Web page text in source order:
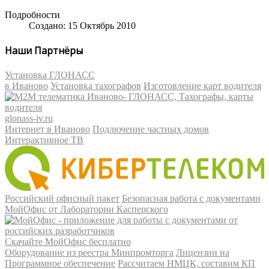
Подробности
Создано: 15 Октябрь 2010
Наши Партнёры
Установка ГЛОНАСС
в Иваново Установка тахографов Изготовление карт водителя
glonass-iv.ru
Интернет в Иваново Подлючение частных домов
Интерактивное ТВ
Российский офисный пакет Безопасная работа с документами
МойОфис от Лаборатории Касперского
Скачайте МойОфис бесплатно
Оборудование из реестра Минпромторга Лицензии на
Программное обеспечение Рассчитаем НМЦК, составим КП